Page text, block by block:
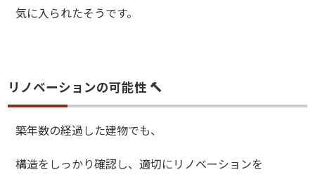
気に入られたそうです。
リノベーションの可能性 🔨
築年数の経過した建物でも、
構造をしっかり確認し、適切にリノベーションを